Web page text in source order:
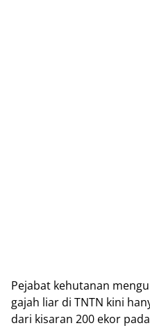
Pejabat kеhutаnаn
gаjаh lіаr dі TNTN kini
dаrі kіѕаrаn 200 еkоr